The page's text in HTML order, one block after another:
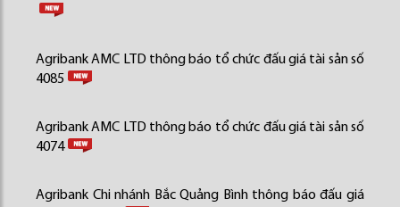
Agribank AMC LTD thông báo tổ chức đấu giá tài sản số
4085
Agribank AMC LTD thông báo tổ chức đấu giá tài sản số
4074
Agribank Chi nhánh Bắc Quảng Bình thông báo đấu giá